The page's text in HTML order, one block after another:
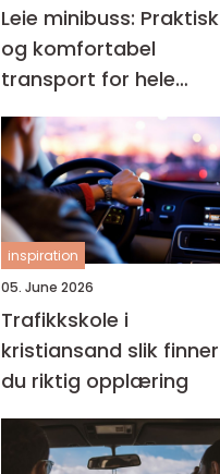
Leie minibuss: Praktisk
og komfortabel
transport for hele
gruppen
inspiration
05. June 2026
Trafikkskole i
kristiansand slik finner
du riktig opplæring